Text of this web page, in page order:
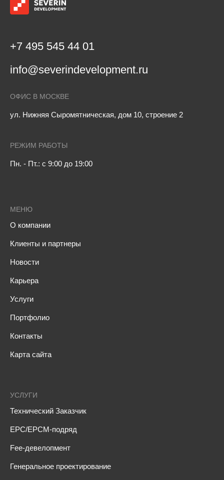
+7 495 545 44 01
info@severindevelopment.ru
МЕНЮ
О компании
Клиенты и партнеры
Новости
Карьера
Услуги
Портфолио
Контакты
Карта сайта
УСЛУГИ
Технический Заказчик
EPC/EPCM-подряд
Fee-девелопмент
Генеральное проектирование
ОФИС В МОСКВЕ
ул. Нижняя Сыромятническая, дом 10, строение 2
РЕЖИМ РАБОТЫ
Пн. - Пт.: с 9:00 до 19:00